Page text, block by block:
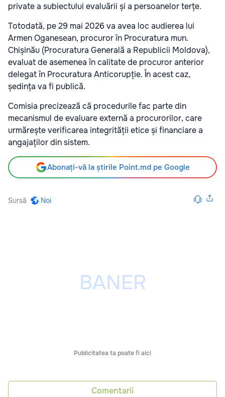
private a subiectului evaluării și a persoanelor terțe.
Totodată, pe 29 mai 2026 va avea loc audierea lui
Armen Oganesean, procuror în Procuratura mun.
Chișinău (Procuratura Generală a Republicii Moldova),
evaluat de asemenea în calitate de procuror anterior
delegat în Procuratura Anticorupție. În acest caz,
ședința va fi publică.
Comisia precizează că procedurile fac parte din
mecanismul de evaluare externă a procurorilor, care
urmărește verificarea integrității etice și financiare a
angajaților din sistem.
Abonați-vă la știrile Point.md pe Google
Sursă Noi
Publicitatea ta poate fi aici
Comentarii